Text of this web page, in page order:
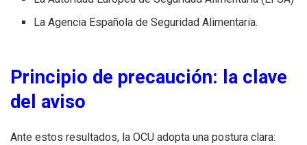
La Agencia Española de Seguridad Alimentaria.
Principio de precaución: la clave
del aviso
Ante estos resultados, la OCU adopta una postura clara: